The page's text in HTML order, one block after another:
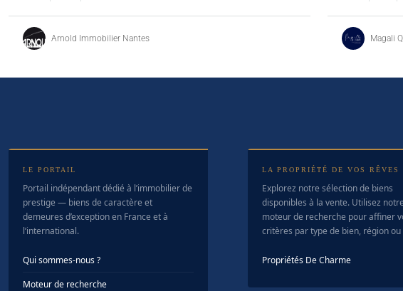
Arnold Immobilier Nantes Magali
LE PORTAIL
Portail indépendant dédié à l’immobilier de
prestige — biens de caractère et
demeures d’exception en France et à
l’international.
Qui sommes-nous ?
Moteur de recherche
LA PROPRIÉTÉ DE VOS RÊVES
Explorez notre sélection de biens
disponibles à la vente. Utilisez notre
moteur de recherche pour affiner
critères par type de bien, région
Propriétés De Charme